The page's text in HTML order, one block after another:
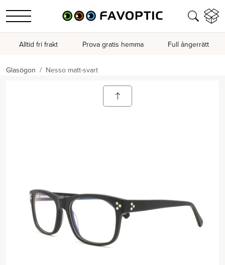
Alltid fri frakt Prova gratis hemma Full ångerrätt
Glasögon Nesso matt-svart